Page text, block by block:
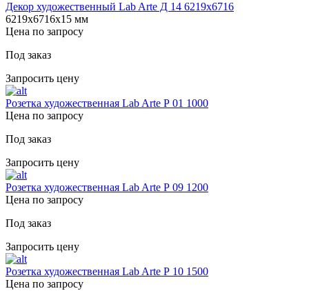
Декор художественный Lab Arte Д 14 6219х6716
6219х6716х15 мм
Цена по запросу
Под заказ
Запросить цену
Розетка художественная Lab Arte Р 01 1000
Цена по запросу
Под заказ
Запросить цену
Розетка художественная Lab Arte Р 09 1200
Цена по запросу
Под заказ
Запросить цену
Розетка художественная Lab Arte Р 10 1500
Цена по запросу